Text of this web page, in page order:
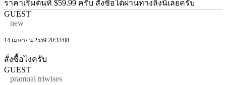
ราคาเริ่มต้นที่ $59.99 ครับ สั่งซื้อได้ผ่านทางลิ้งนี้เลยครับ
GUEST
new
14 เมษายน 2559 20:33:08
สั่งซื้อไงครับ
GUEST
pramual triwises